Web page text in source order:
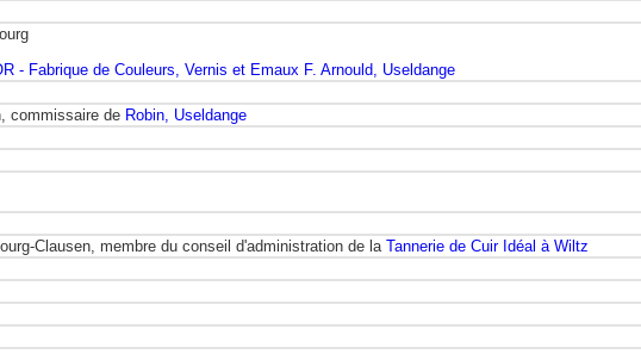
- Fabrique de Couleurs, Vernis et Emaux F. Arnould, Useldange
commissaire de Robin, Useldange
Clausen, membre du conseil d'administration de la Tannerie de Cuir Idéal à Wiltz